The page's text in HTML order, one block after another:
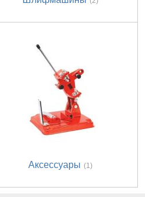
Аксессуары (1)